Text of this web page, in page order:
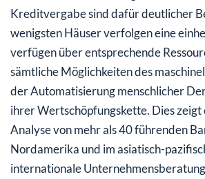
Kreditvergabe sind dafür deutlicher
wenigsten Häuser verfolgen eine
verfügen über entsprechende
sämtliche Möglichkeiten des
der Automatisierung menschlicher
ihrer Wertschöpfungskette. Dies zeigt
Analyse von mehr als 40 führenden
Nordamerika und im asiatisch-
internationale